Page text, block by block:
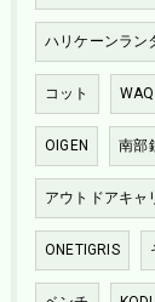
ハリケーンラン
コット WAQ
OIGEN 南部
アウトドアキャ
ONETIGRIS